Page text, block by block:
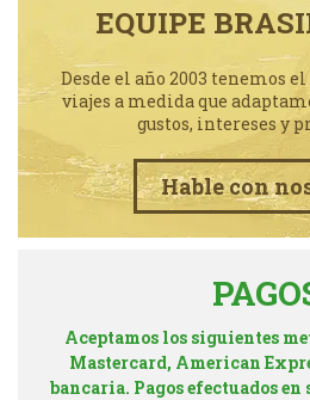
EQUIPE
Desde el año 2003 tenemos
viajes a medida que
gustos, intereses y
Hable con
Aceptamos los siguientes
Mastercard, American
bancaria. Pagos efectuados en